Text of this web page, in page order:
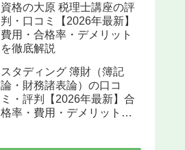
資格の大原 税理士講座の評
判・口コミ【2026年最新】
費用・合格率・デメリット
を徹底解説
スタディング 簿財（簿記
論・財務諸表論）の口コ
ミ・評判【2026年最新】合
格率・費用・デメリットを